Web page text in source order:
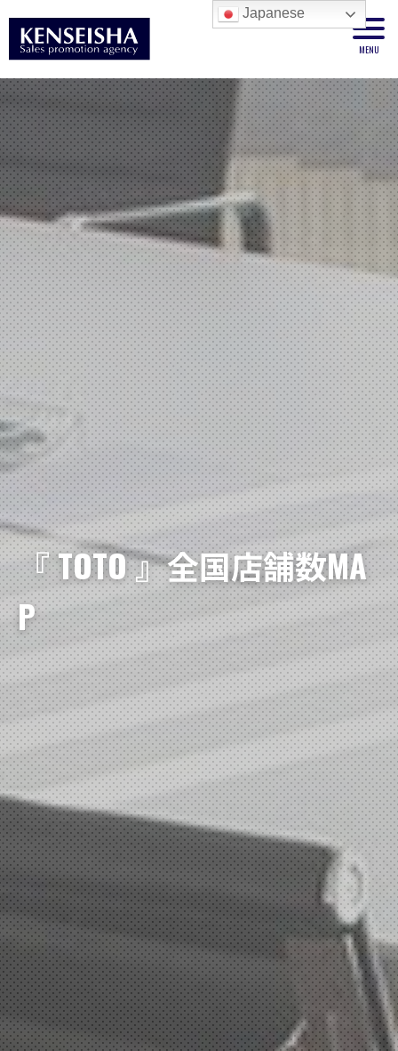
『 TOTO 』全国店舗数MA
P
Japanese